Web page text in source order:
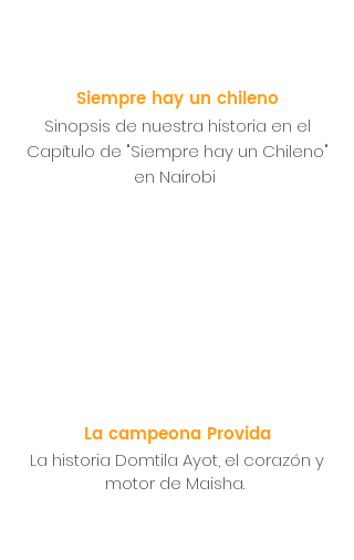
Siempre hay un chileno
Sinopsis de nuestra historia en el
Capítulo de "Siempre hay un Chileno"
en Nairobi
La campeona Provida
La historia Domtila Ayot, el corazón y
motor de Maisha.